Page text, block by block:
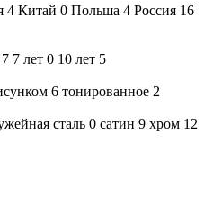
4 Китай 0 Польша 4 Россия 16
7 7 лет 0 10 лет 5
6 тонированное 2
сталь 0 сатин 9 хром 12